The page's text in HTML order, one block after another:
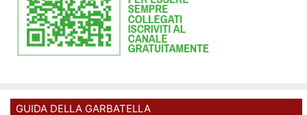
GUIDA DELLA GARBATELLA